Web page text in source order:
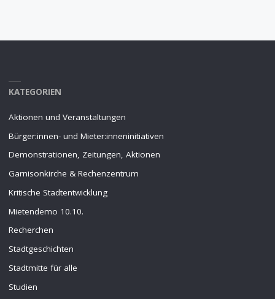
KATEGORIEN
Aktionen und Veranstaltungen
Bürger:innen- und Mieter:inneninitiativen
Demonstrationen, Zeitungen, Aktionen
Garnisonkirche & Rechenzentrum
Kritische Stadtentwicklung
Mietendemo 10.10.
Recherchen
Stadtgeschichten
Stadtmitte für alle
Studien